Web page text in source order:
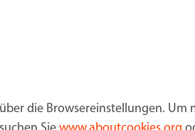
die Browsereinstellungen. Um